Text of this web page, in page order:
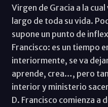
Virgen de Gracia a la
largo de toda su vida.
supone un punto de
Francisco: es un tiempo
interiormente, se va
aprende, crea…, pero
interior y ministerio
D. Francisco comienza